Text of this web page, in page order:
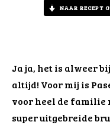
NAAR RECEPT
Ja ja, het is alweer
altijd! Voor mij is
voor heel de familie
super uitgebreide